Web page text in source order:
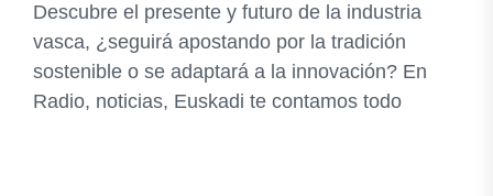
Descubre el presente y futuro de la industria
vasca, ¿seguirá apostando por la tradición
sostenible o se adaptará a la innovación? En
Radio, noticias, Euskadi te contamos todo